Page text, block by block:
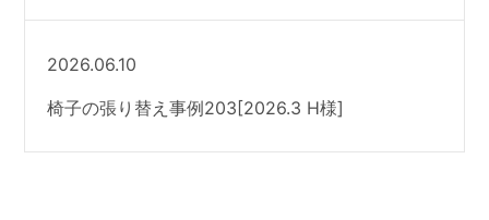
2026.06.10
椅子の張り替え事例203[2026.3 H様]